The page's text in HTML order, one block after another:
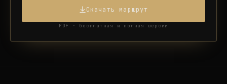
Скачать маршрут
PDF · бесплатная и полная версии